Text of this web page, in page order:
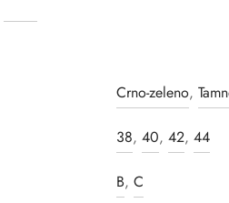
Crno-zeleno,
38, 40, 42, 44
B, C